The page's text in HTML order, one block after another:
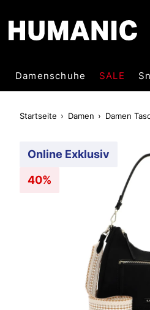
Damenschuhe SALE
Startseite Damen Damen
Online Exklusiv
40%